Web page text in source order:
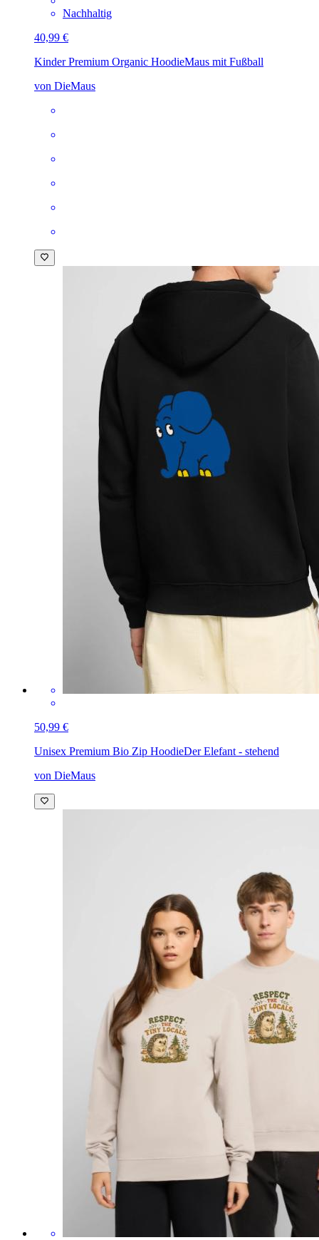
Nachhaltig
40,99 €
Kinder Premium Organic HoodieMaus mit Fußball
von DieMaus
50,99 €
Unisex Premium Bio Zip HoodieDer Elefant - stehend
von DieMaus